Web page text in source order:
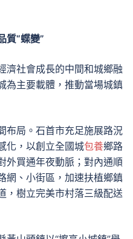
質“蝶變”
濟社會成長的中間和城鄉融
為主要載體，推動當場城鎮
布局。石首市充足施展路況
化，以創立全國城包養鄉路
外買通年夜動脈；對內通順
網、小街區，加速扶植鄉鎮
，樹立完美市村落三級配送